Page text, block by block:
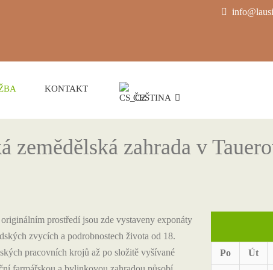
KONTAKT
ČEŠTINA
zemědělská zahrada v
prostředí jsou zde vystaveny exponáty
zvycích a podrobnostech života od 18.
pracovních krojů až po složitě vyšívané
Po Út